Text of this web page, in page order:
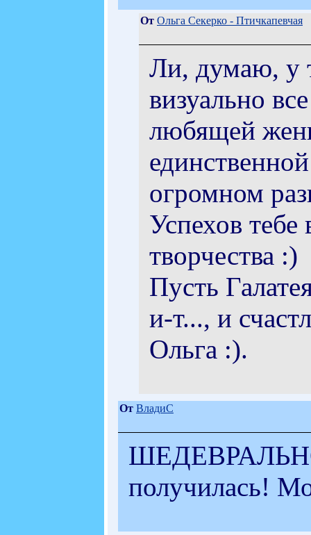
От Ольга Секерко - Птичкапевчая
Ли, думаю, у
визуально
любящей
огромном
Успехов тебе
творчества :)
Пусть
и-т..., и
Ольга :).
От ВладиС
получилась!